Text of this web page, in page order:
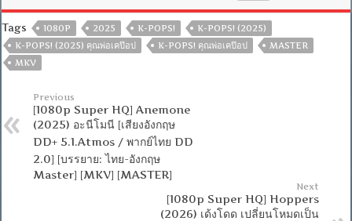
Tags 1080P 2025 K-POPS!
K-POPS! (2025)
K-POPS! (2025) คุณพ่อเคป๊อป
K-POPS! คุณพ่อเคป๊อป
MASTER
MKV
Previous
[1080p Super HQ] Anemone
(2025) อะนีโมนี [เสียงอังกฤษ
DD+ 5.1.Atmos / พากย์ไทย DD
2.0] [บรรยาย: ไทย-อังกฤษ
Master] [MKV] [MASTER]
Next
[1080p Super HQ] Hoppers
(2026) เด้งโดด เปลี่ยนโหมดเป็น